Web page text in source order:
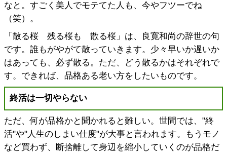
なと。すごく美人でモテてた人も、今やフツーでね
（笑）。
「散る桜 残る桜も 散る桜」は、良寛和尚の辞世の句
です。誰もがやがて散っていきます。少々早いか遅いか
はあっても、必ず散る。ただ、どう散るかはそれぞれで
す。できれば、品格ある老い方をしたいものです。
終活は一切やらない
ただ、何が品格かと聞かれると難しい。世間では、"終
活"や"人生のしまい仕度"が大事と言われます。もうモノ
など買わず、断捨離して身辺を縮小していくのが品格だ